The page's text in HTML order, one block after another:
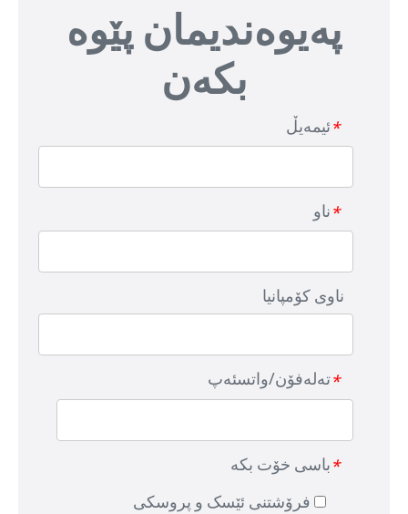
پەیوەندیمان پێوە
بکەن
*ئیمەیڵ
*ناو
ناوی کۆمپانیا
*تەلەفۆن/واتسئەپ
*باسی خۆت بکە
فرۆشتنی ئێسک و پروسکی